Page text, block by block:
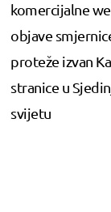
komercijalne
objave
proteže izvan
stranice u
svijetu